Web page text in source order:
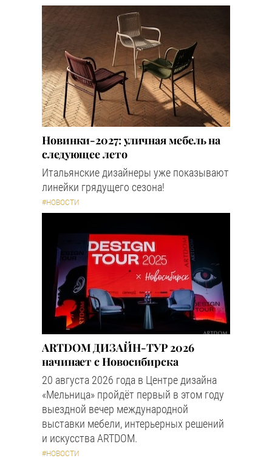
Новинки-2027: уличная мебель на
следующее лето
Итальянские дизайнеры уже показывают
линейки грядущего сезона!
#НОВОСТИ
ARTDOM ДИЗАЙН-ТУР 2026
начинает с Новосибирска
20 августа 2026 года в Центре дизайна
«Мельница» пройдёт первый в этом году
выездной вечер международной
выставки мебели, интерьерных решений
и искусства ARTDOM.
#НОВОСТИ